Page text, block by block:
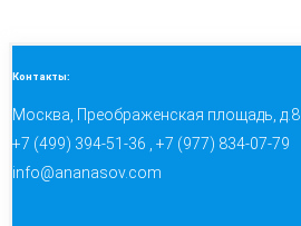
Контакты:
Москва, Преображенская площадь, д.8
+7 (499) 394-51-36 , +7 (977) 834-07-79
info@ananasov.com